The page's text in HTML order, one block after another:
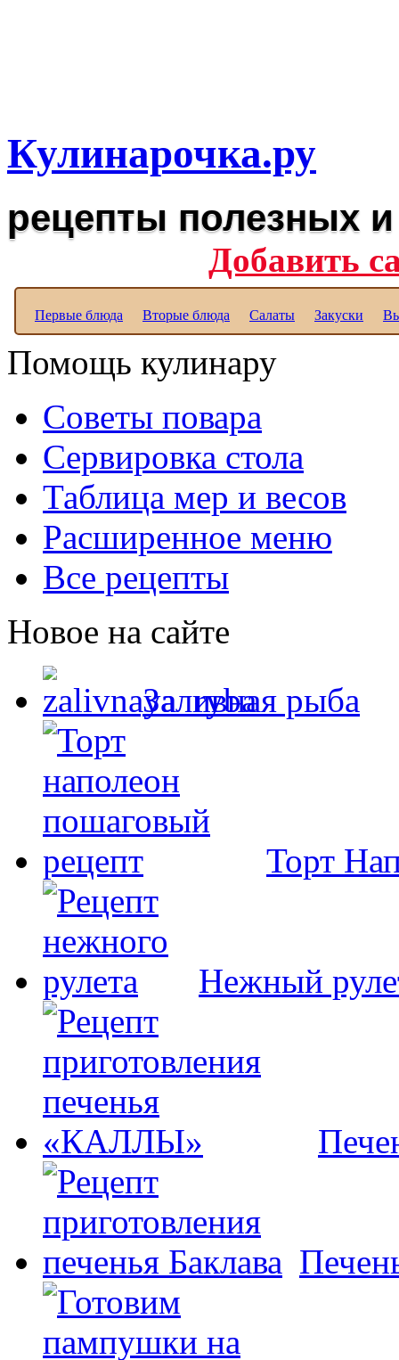
Кулинарочка.ру
рецепты полезных
Добавить
Первые блюда Вторые блюда Салаты Закуски
Помощь кулинару
Советы повара
Сервировка стола
Таблица мер и весов
Расширенное меню
Все рецепты
Новое на сайте
Заливная рыба
Торт
Нежный